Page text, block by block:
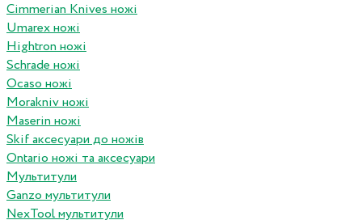
Cimmerian Knives ножі
Umarex ножі
Hightron ножі
Schrade ножі
Ocaso ножі
Morakniv ножі
Maserin ножі
Skif аксесуари до ножів
Ontario ножі та аксесуари
Мультитули
Ganzo мультитули
NexTool мультитули